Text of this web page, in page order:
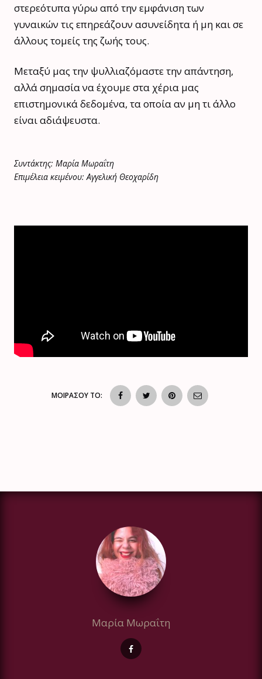
στερεότυπα γύρω από την εμφάνιση των
γυναικών τις επηρεάζουν ασυνείδητα ή μη και σε
άλλους τομείς της ζωής τους.
Μεταξύ μας την ψυλλιαζόμαστε την απάντηση,
αλλά σημασία να έχουμε στα χέρια μας
επιστημονικά δεδομένα, τα οποία αν μη τι άλλο
είναι αδιάψευστα.
Συντάκτης: Μαρία Μωραΐτη
Επιμέλεια κειμένου: Αγγελική Θεοχαρίδη
ΜΟΙΡΑΣΟΥ ΤΟ:
Μαρία Μωραΐτη